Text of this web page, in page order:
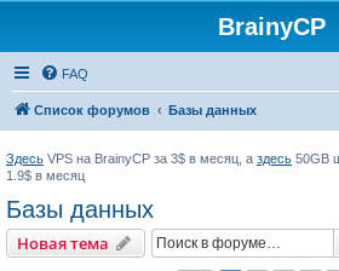
BrainyCP
FAQ
Список форумов Базы данных
Здесь VPS на BrainyCP за 3$ в месяц, а здесь 50GB
1.9$ в месяц
Базы данных
Новая тема